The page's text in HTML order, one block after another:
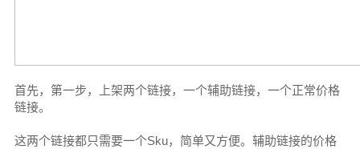
首先，第一步，上架两个链接，一个辅助链接，一个正常价格
链接。
这两个链接都只需要一个Sku，简单又方便。辅助链接的价格